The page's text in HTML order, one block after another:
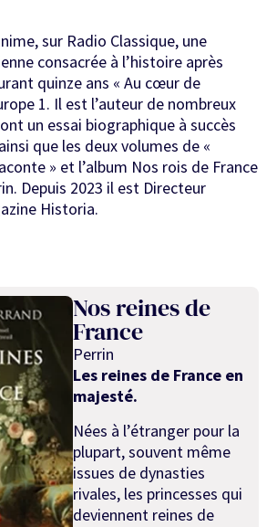
sur Radio Classique, une
consacrée à l’histoire après
quinze ans « Au cœur de
1. Il est l’auteur de nombreux
un essai biographique à succès
que les deux volumes de «
» et l’album Nos rois de France
Depuis 2023 il est Directeur
Historia.
Nos reines de
France
Perrin
Les reines de France en
majesté.
Nées à l’étranger pour la
plupart, souvent même
issues de dynasties
rivales, les princesses qui
deviennent reines de